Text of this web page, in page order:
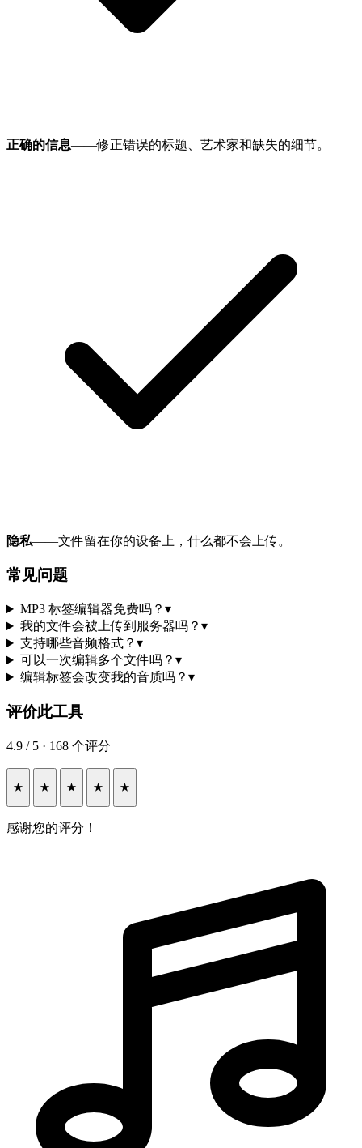
正确的信息——修正错误的标题、艺术家和缺失的细节。
隐私——文件留在你的设备上，什么都不会上传。
常见问题
MP3 标签编辑器免费吗？ ▾
我的文件会被上传到服务器吗？ ▾
支持哪些音频格式？ ▾
可以一次编辑多个文件吗？ ▾
编辑标签会改变我的音质吗？ ▾
评价此工具
4.9 / 5 · 168 个评分
★ ★ ★ ★ ★
感谢您的评分！